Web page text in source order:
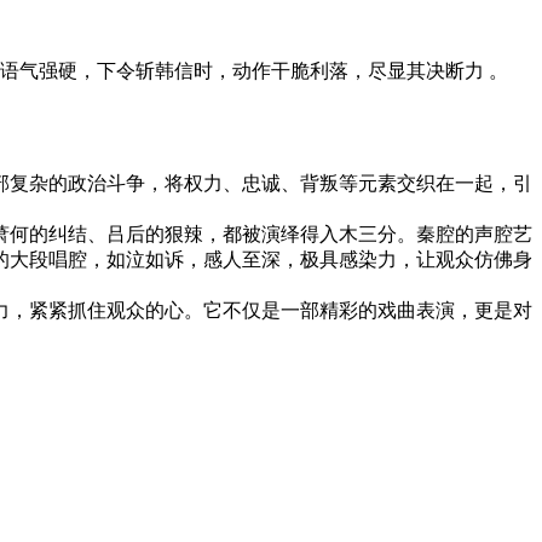
强硬，下令斩韩信时，动作干脆利落，尽显其决断力 。
杂的政治斗争，将权力、忠诚、背叛等元素交织在一起，引
的纠结、吕后的狠辣，都被演绎得入木三分。秦腔的声腔艺
段唱腔，如泣如诉，感人至深，极具感染力，让观众仿佛身
紧紧抓住观众的心。它不仅是一部精彩的戏曲表演，更是对